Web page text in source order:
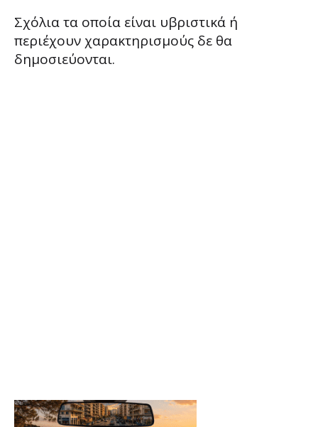
Σχόλια τα οποία είναι υβριστικά ή
περιέχουν χαρακτηρισμούς δε θα
δημοσιεύονται.